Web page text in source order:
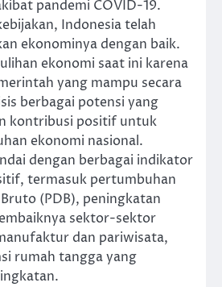
pandemi COVID-19.
Indonesia telah
ekonominya dengan baik.
ekonomi saat ini karena
yang mampu secara
berbagai potensi yang
kontribusi positif untuk
ekonomi nasional.
dengan berbagai indikator
termasuk pertumbuhan
(PDB), peningkatan
sektor-sektor
dan pariwisata,
rumah tangga yang